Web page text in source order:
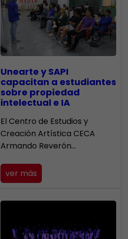
Unearte y SAPI
capacitan a estudiantes
sobre propiedad
intelectual e IA
El Centro de Estudios y
Creación Artística CECA
Armando Reverón…
ver más